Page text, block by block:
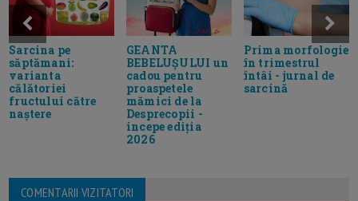
Sarcina pe
săptămani:
varianta
călătoriei
fructului către
naștere
GEANTA
BEBELUȘULUI un
cadou pentru
proaspetele
mămici de la
Desprecopii -
incepe ediția
2026
Prima morfologie
în trimestrul
întâi - jurnal de
sarcină
COMENTARII VIZITATORI